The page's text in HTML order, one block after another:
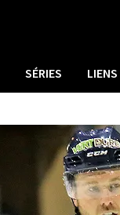
SÉRIES LIENS